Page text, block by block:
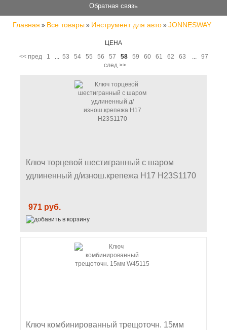
Обратная связь
Главная » Все товары » Инструмент для авто » JONNESWAY
ЦЕНА
<< пред
1 ... 53 54 55 56 57 58 59 60 61 62 63 ... 97
след >>
Ключ торцевой шестигранный с шаром
удлиненный д/изнош.крепежа Н17 Н23S1170
971 руб.
Ключ комбинированный трещоточн. 15мм